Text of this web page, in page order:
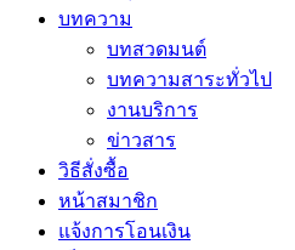
บทความ
บทสวดมนต์
บทความสาระทั่วไป
งานบริการ
ข่าวสาร
วิธีสั่งซื้อ
หน้าสมาชิก
แจ้งการโอนเงิน